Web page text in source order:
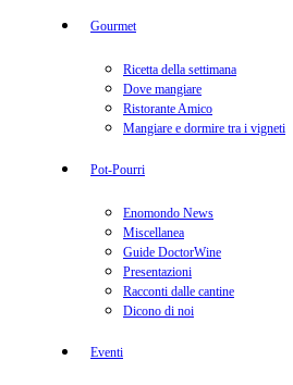
Gourmet
Ricetta della settimana
Dove mangiare
Ristorante Amico
Mangiare e dormire tra i vigneti
Pot-Pourri
Enomondo News
Miscellanea
Guide DoctorWine
Presentazioni
Racconti dalle cantine
Dicono di noi
Eventi